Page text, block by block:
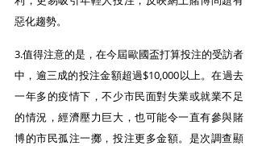
惡化趨勢。
3.值得注意的是，在今屆歐國盃打算投注的受訪者
中，逾三成的投注金額超過$10,000以上。在過去
一年多的疫情下，不少市民面對失業或就業不足
的情況，經濟壓力巨大，也可能令一直有參與賭
博的市民孤注一擲，投注更多金額。是次調查顯